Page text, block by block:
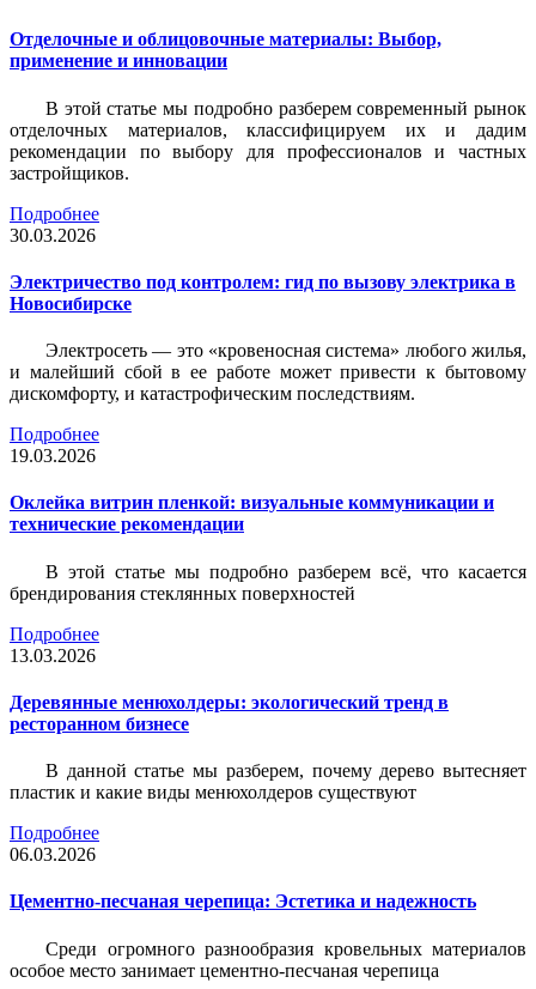
Отделочные и облицовочные материалы: Выбор,
применение и инновации
В этой статье мы подробно разберем современный рынок
отделочных материалов, классифицируем их и дадим
рекомендации по выбору для профессионалов и частных
застройщиков.
Подробнее
30.03.2026
Электричество под контролем: гид по вызову электрика в
Новосибирске
Электросеть — это «кровеносная система» любого жилья,
и малейший сбой в ее работе может привести к бытовому
дискомфорту, и катастрофическим последствиям.
Подробнее
19.03.2026
Оклейка витрин пленкой: визуальные коммуникации и
технические рекомендации
В этой статье мы подробно разберем всё, что касается
брендирования стеклянных поверхностей
Подробнее
13.03.2026
Деревянные менюхолдеры: экологический тренд в
ресторанном бизнесе
В данной статье мы разберем, почему дерево вытесняет
пластик и какие виды менюхолдеров существуют
Подробнее
06.03.2026
Цементно-песчаная черепица: Эстетика и надежность
Среди огромного разнообразия кровельных материалов
особое место занимает цементно-песчаная черепица